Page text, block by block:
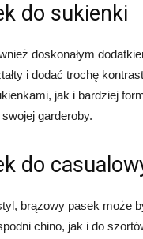
do sukienki
doskonałym
i dodać trochę
jak i bardziej
garderoby.
do
brązowy pasek może
chino, jak i do